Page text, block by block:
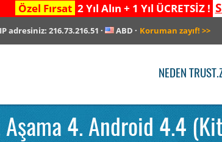
Özel Fırsat 2 Yıl Alın + 1 Yıl ÜCRETSİZ !
IP adresiniz: 216.73.216.51 · ABD · Koruman zayıf! >>
NEDEN
4. Android 4.4